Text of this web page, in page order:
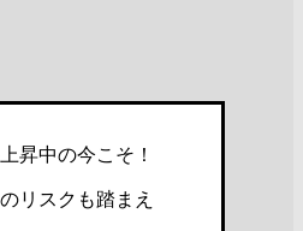
昇中の今こそ！
リスクも踏まえ